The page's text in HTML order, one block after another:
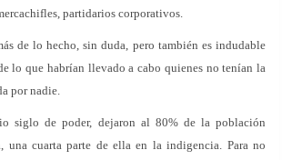
partidarios corporativos.
de lo hecho, sin duda, pero también es indudable
lo que habrían llevado a cabo quienes no tenían la
por nadie.
siglo de poder, dejaron al 80% de la población
una cuarta parte de ella en la indigencia. Para no